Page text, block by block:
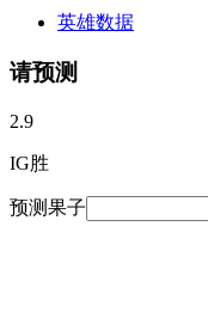
英雄数据
请预测
2.9
IG胜
预测果子